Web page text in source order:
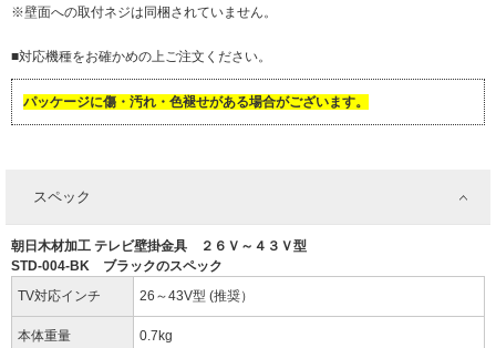
※壁面への取付ネジは同梱されていません。
■対応機種をお確かめの上ご注文ください。
パッケージに傷・汚れ・色褪せがある場合がございます。
スペック
朝日木材加工 テレビ壁掛金具 ２６Ｖ～４３Ｖ型
STD-004-BK ブラックのスペック
TV対応インチ
26～43V型 (推奨）
本体重量 0.7kg